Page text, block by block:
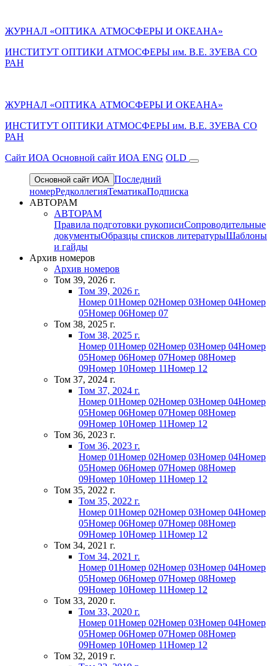
ЖУРНАЛ «ОПТИКА АТМОСФЕРЫ И ОКЕАНА»
ИНСТИТУТ ОПТИКИ АТМОСФЕРЫ им. В.Е. ЗУЕВА СО
РАН
ЖУРНАЛ «ОПТИКА АТМОСФЕРЫ И ОКЕАНА»
ИНСТИТУТ ОПТИКИ АТМОСФЕРЫ им. В.Е. ЗУЕВА СО
РАН
Cайт ИОА Основной сайт ИОА ENG OLD
Основной сайт ИОА Последний
номерРедколлегияТематикаПодписка
АВТОРАМ
АВТОРАМ
Правила подготовки рукописиСопроводительные
документыОбразцы списков литературыШаблоны
и гайды
Архив номеров
Архив номеров
Том 39, 2026 г.
Том 39, 2026 г.
Номер 01Номер 02Номер 03Номер 04Номер
05Номер 06Номер 07
Том 38, 2025 г.
Том 38, 2025 г.
Номер 01Номер 02Номер 03Номер 04Номер
05Номер 06Номер 07Номер 08Номер
09Номер 10Номер 11Номер 12
Том 37, 2024 г.
Том 37, 2024 г.
Номер 01Номер 02Номер 03Номер 04Номер
05Номер 06Номер 07Номер 08Номер
09Номер 10Номер 11Номер 12
Том 36, 2023 г.
Том 36, 2023 г.
Номер 01Номер 02Номер 03Номер 04Номер
05Номер 06Номер 07Номер 08Номер
09Номер 10Номер 11Номер 12
Том 35, 2022 г.
Том 35, 2022 г.
Номер 01Номер 02Номер 03Номер 04Номер
05Номер 06Номер 07Номер 08Номер
09Номер 10Номер 11Номер 12
Том 34, 2021 г.
Том 34, 2021 г.
Номер 01Номер 02Номер 03Номер 04Номер
05Номер 06Номер 07Номер 08Номер
09Номер 10Номер 11Номер 12
Том 33, 2020 г.
Том 33, 2020 г.
Номер 01Номер 02Номер 03Номер 04Номер
05Номер 06Номер 07Номер 08Номер
09Номер 10Номер 11Номер 12
Том 32, 2019 г.